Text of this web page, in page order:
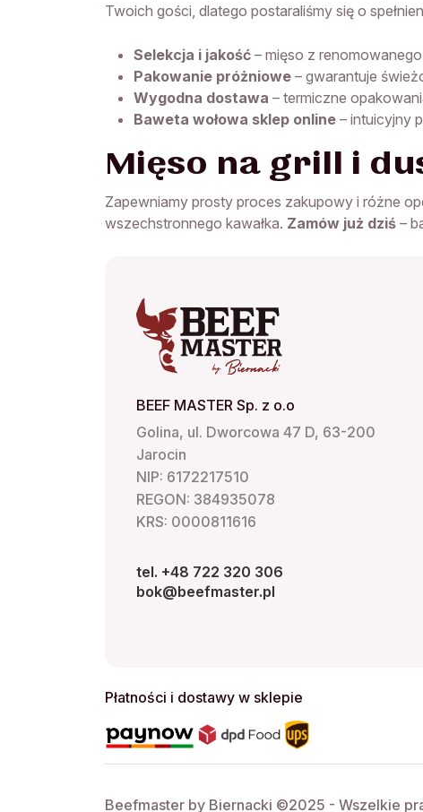
Twoich gości, dlatego postaraliśmy się o
Selekcja i jakość – mięso z
Pakowanie próżniowe – gwarantuje
Wygodna dostawa – termiczne
Baweta wołowa sklep online – intuicyjny
Mięso na grill i
Zapewniamy prosty proces zakupowy i różne
wszechstronnego kawałka. Zamów już dziś –
BEEF MASTER Sp. z o.o
Golina, ul. Dworcowa 47 D, 63-200
Jarocin
NIP: 6172217510
REGON: 384935078
KRS: 0000811616
tel. +48 722 320 306
bok@beefmaster.pl
Płatności i dostawy w sklepie
Beefmaster by Biernacki ©2025 - Wszelkie